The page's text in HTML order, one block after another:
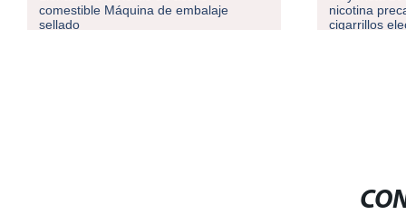
nicotina precargados 2 en 1 Sabores
cigarrillos electrónicos con diseño
sabores y
Vaporizador